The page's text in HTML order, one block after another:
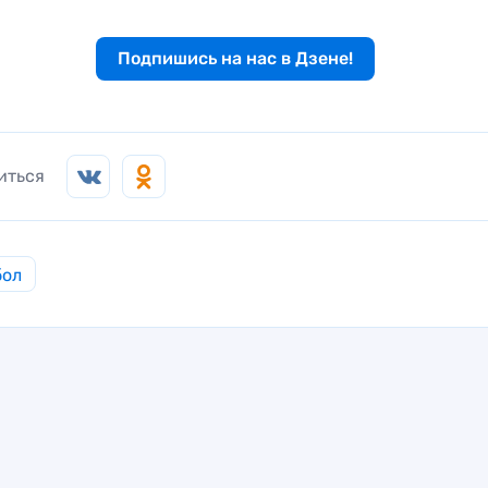
Подпишись на нас в Дзене!